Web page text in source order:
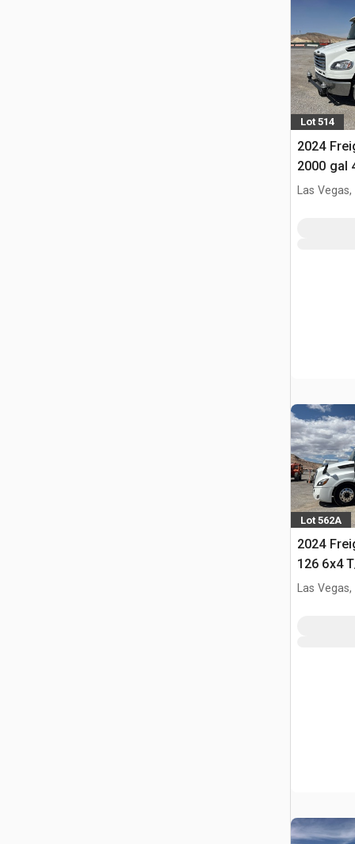
Lot 514
2024
2000 gal
Las Vegas,
Lot 562A
2024
126 6x4
Trekker
Las Vegas,